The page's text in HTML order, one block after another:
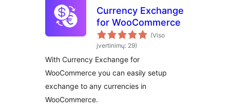
Currency Exchange
for WooCommerce
(Viso
įvertinimų: 29)
With Currency Exchange for
WooCommerce you can easily setup
exchange to any currencies in
WooCommerce.